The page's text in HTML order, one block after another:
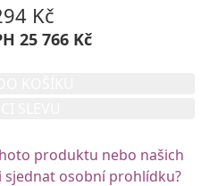
Kč
25 766 Kč
produktu nebo našich
sjednat osobní prohlídku?